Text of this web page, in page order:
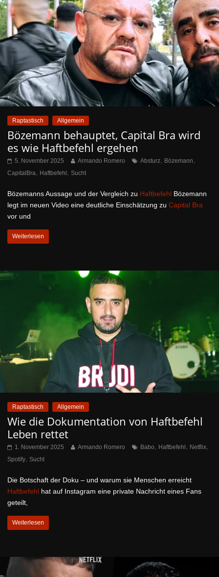
Raptastisch Allgemein
Bözemann behauptet, Capital Bra wird
es wie Haftbefehl ergehen
5. November 2025 Armando Romero Absturz, Bözemann,
CapitalBra, Haftbefehl , Sucht
Bözemanns Aussage und der Vergleich zu Haftbefehl Bözemann
legt im neuen Video eine deutliche Einschätzung zu Capital Bra
vor und
Weiterlesen
Raptastisch Allgemein
Wie die Dokumentation von Haftbefehl
Leben rettet
1. November 2025 Armando Romero Babo, Haftbefehl , Netflix,
Spotify, Sucht
Die Botschaft der Doku – und warum sie Menschen erreicht
Haftbefehl hat auf Instagram eine private Nachricht eines Fans
geteilt,
Weiterlesen